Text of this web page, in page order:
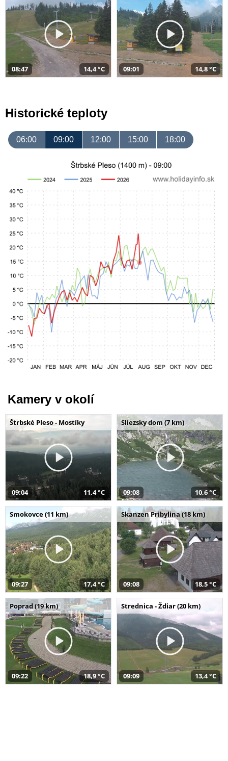
08:47 14,4 °C 09:01 14,8 °C
Historické teploty
06:00 09:00 12:00 15:00 18:00
Kamery v okolí
Štrbské Pleso - Mostíky
09:04 11,4 °C
Sliezsky dom (7 km)
09:08 10,6 °C
Smokovce (11 km)
09:27 17,4 °C
Skanzen Pribylina (18 km)
09:08 18,5 °C
Poprad (19 km)
09:22 18,9 °C
Strednica - Ždiar (20 km)
09:09 13,4 °C